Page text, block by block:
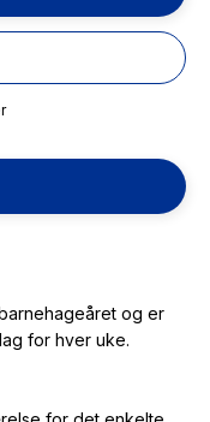
og er
for hver uke.